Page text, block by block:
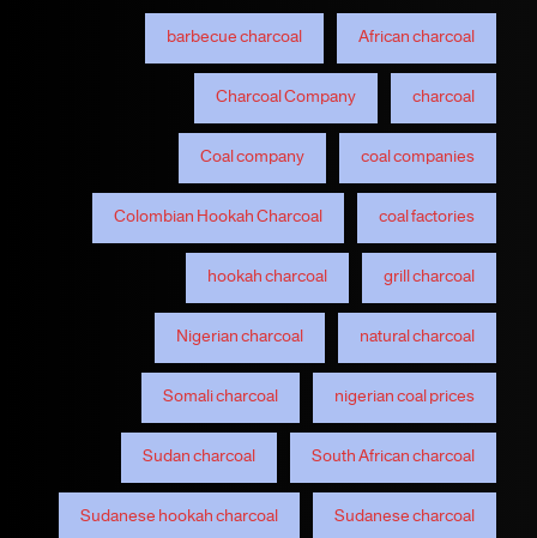
African charcoal
barbecue charcoal
charcoal
Charcoal Company
coal companies
Coal company
coal factories
Colombian Hookah Charcoal
grill charcoal
hookah charcoal
natural charcoal
Nigerian charcoal
nigerian coal prices
Somali charcoal
South African charcoal
Sudan charcoal
Sudanese charcoal
Sudanese hookah charcoal